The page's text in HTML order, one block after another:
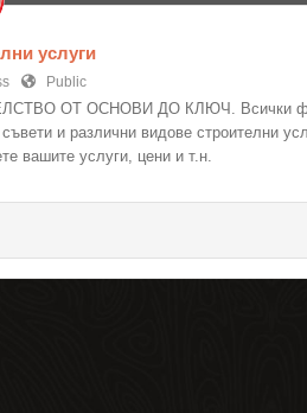
услуги
Public
ОТ ОСНОВИ ДО КЛЮЧ. Всички
и различни видове строителни
вашите услуги, цени и т.н.